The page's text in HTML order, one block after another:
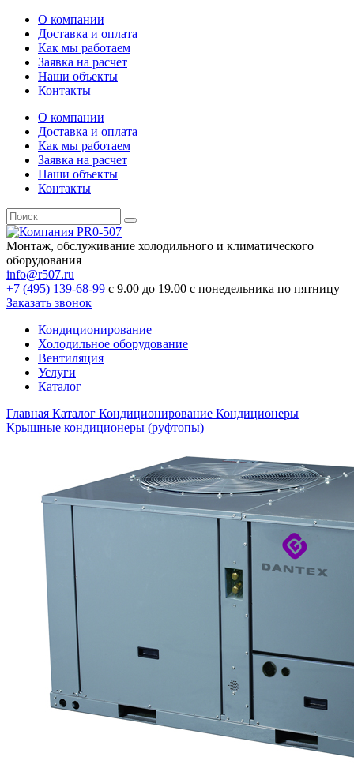
О компании
Доставка и оплата
Как мы работаем
Заявка на расчет
Наши объекты
Контакты
О компании
Доставка и оплата
Как мы работаем
Заявка на расчет
Наши объекты
Контакты
Монтаж, обслуживание холодильного и климатического
оборудования
info@r507.ru
+7 (495) 139-68-99 с 9.00 до 19.00 с понедельника по пятницу
Заказать звонок
Кондиционирование
Холодильное оборудование
Вентиляция
Услуги
Каталог
Главная Каталог Кондиционирование Кондиционеры
Крышные кондиционеры (руфтопы)